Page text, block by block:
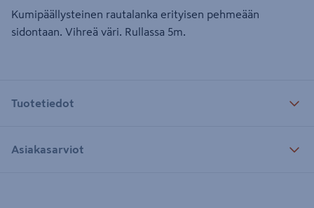
Kumipäällysteinen rautalanka erityisen pehmeään
sidontaan. Vihreä väri. Rullassa 5m.
Tuotetiedot
Asiakasarviot